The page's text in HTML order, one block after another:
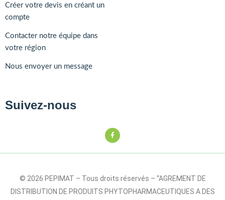
Créer votre devis en créant un
compte
Contacter notre équipe dans
votre région
Nous envoyer un message
Suivez-nous
© 2026 PEPIMAT – Tous droits réservés – “AGREMENT DE
DISTRIBUTION DE PRODUITS PHYTOPHARMACEUTIQUES A DES